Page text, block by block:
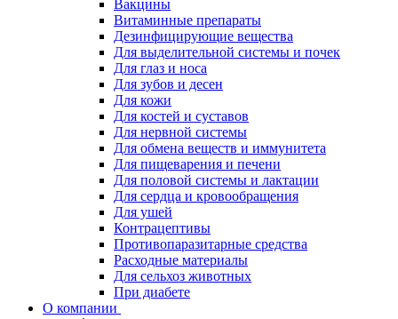
Вакцины
Витаминные препараты
Дезинфицирующие вещества
Для выделительной системы и почек
Для глаз и носа
Для зубов и десен
Для кожи
Для костей и суставов
Для нервной системы
Для обмена веществ и иммунитета
Для пищеварения и печени
Для половой системы и лактации
Для сердца и кровообращения
Для ушей
Контрацептивы
Противопаразитарные средства
Расходные материалы
Для сельхоз животных
При диабете
О компании